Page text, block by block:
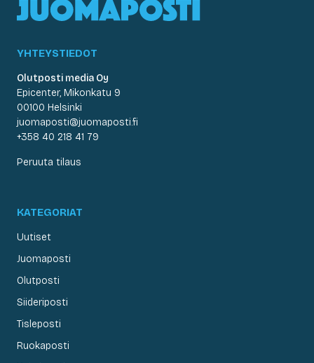
YHTEYSTIEDOT
Olutposti media Oy
Epicenter, Mikonkatu 9
00100 Helsinki
juomaposti@juomaposti.fi
+358 40 218 41 79
Peruuta tilaus
KATEGORIAT
Uutiset
Juomaposti
Olutposti
Siideriposti
Tisleposti
Ruokaposti